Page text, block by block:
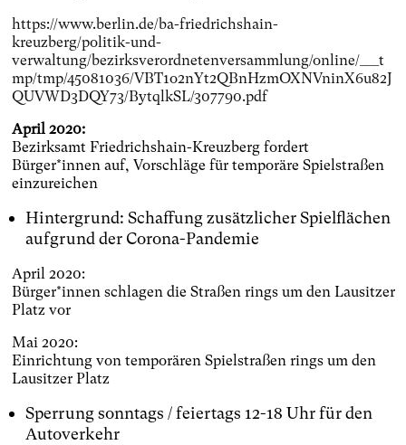
https://www.berlin.de/ba-friedrichshain-
kreuzberg/politik-und-
verwaltung/bezirksverordnetenversammlung/online/___t
mp/tmp/45081036/VBT1o2nYt2QBnHzmOXNVninX6u82J
QUVWD3DQY73/BytqlkSL/307790.pdf
April 2020:
Bezirksamt Friedrichshain-Kreuzberg fordert
Bürger*innen auf, Vorschläge für temporäre Spielstraßen
einzureichen
Hintergrund: Schaffung zusätzlicher Spielflächen
aufgrund der Corona-Pandemie
April 2020:
Bürger*innen schlagen die Straßen rings um den Lausitzer
Platz vor
Mai 2020:
Einrichtung von temporären Spielstraßen rings um den
Lausitzer Platz
Sperrung sonntags / feiertags 12-18 Uhr für den
Autoverkehr